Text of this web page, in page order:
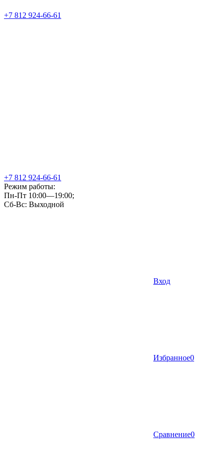
+7 812 924-66-61
+7 812 924-66-61
Режим работы:
Пн-Пт 10:00—19:00;
Сб-Вс: Выходной
Вход
Избранное0
Сравнение0